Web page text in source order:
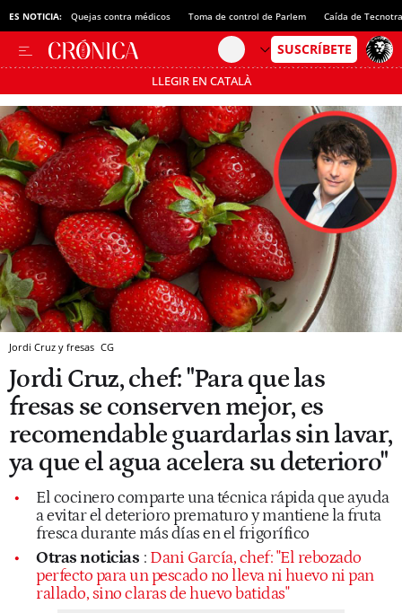
ES NOTICIA: Quejas contra médicos Toma de control de Parlem Caída de
LLEGIR EN CATALÀ
Pásate al MODO AHORRO
Jordi Cruz y fresas CG
Jordi Cruz, chef: "Para que las
fresas se conserven mejor, es
recomendable guardarlas sin lavar,
ya que el agua acelera su deterioro"
El cocinero comparte una técnica rápida que ayuda
a evitar el deterioro prematuro y mantiene la fruta
fresca durante más días en el frigorífico
Otras noticias : Dani García, chef: "El rebozado
perfecto para un pescado no lleva ni huevo ni pan
rallado, sino claras de huevo batidas"